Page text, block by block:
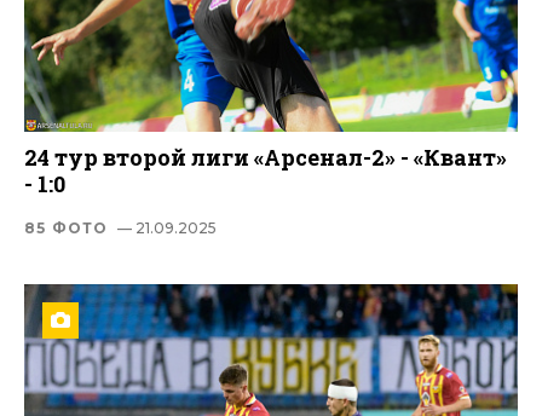
24 тур второй лиги «Арсенал-2» - «Квант»
- 1:0
85 ФОТО — 21.09.2025